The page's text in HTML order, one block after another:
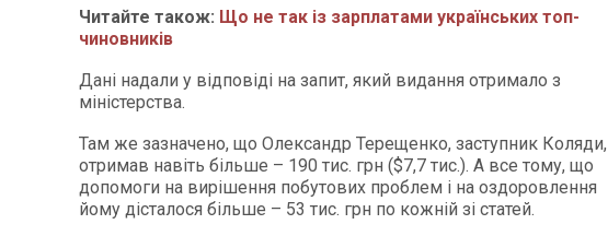
Читайте також: Що не так із зарплатами українських топ-
чиновників
Дані надали у відповіді на запит, який видання отримало з
міністерства.
Там же зазначено, що Олександр Терещенко, заступник Коляди,
отримав навіть більше – 190 тис. грн ($7,7 тис.). А все тому, що
допомоги на вирішення побутових проблем і на оздоровлення
йому дісталося більше – 53 тис. грн по кожній зі статей.